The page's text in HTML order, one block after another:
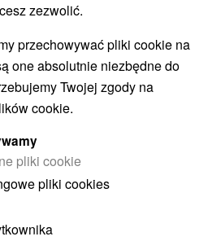
zezwolić.
przechowywać pliki cookie na
one absolutnie niezbędne do
Twojej zgody na
cookie.
pliki cookie
pliki cookies